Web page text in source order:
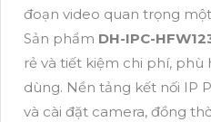
đoạn video quan trọng
Sản phẩm DH-IPC-
rẻ và tiết kiệm chi phí, phù
dùng. Nền tảng kết nối IP
và cài đặt camera, đồng